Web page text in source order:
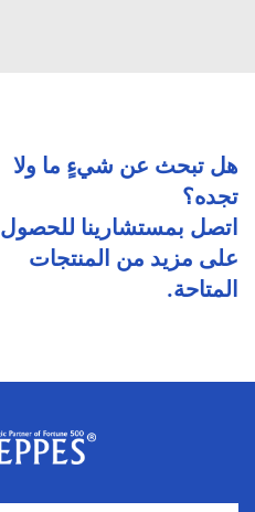
هل تبحث عن شيءٍ ما ولا
تجده؟
اتصل بمستشارينا للحصول
على مزيد من المنتجات
المتاحة.